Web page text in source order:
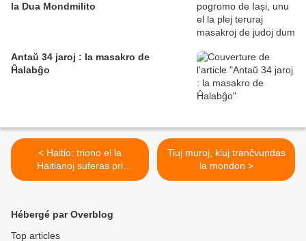
la Dua Mondmilito
Antaŭ 34 jaroj : la masakro de
Ĥalabĝo
< Haitio: triono el la
Haitianoj suferas pri
malsato
Tiuj muroj, kiuj tranĉvundas
la mondon >
Hébergé par Overblog
Top articles